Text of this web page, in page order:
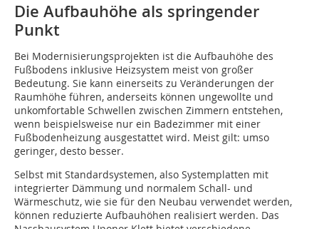
Die Aufbauhöhe als springender
Punkt
Bei Modernisierungsprojekten ist die Aufbauhöhe des
Fußbodens inklusive Heizsystem meist von großer
Bedeutung. Sie kann einerseits zu Veränderungen der
Raumhöhe führen, anderseits können ungewollte und
unkomfortable Schwellen zwischen Zimmern entstehen,
wenn beispielsweise nur ein Badezimmer mit einer
Fußbodenheizung ausgestattet wird. Meist gilt: umso
geringer, desto besser.
Selbst mit Standardsystemen, also Systemplatten mit
integrierter Dämmung und normalem Schall- und
Wärmeschutz, wie sie für den Neubau verwendet werden,
können reduzierte Aufbauhöhen realisiert werden. Das